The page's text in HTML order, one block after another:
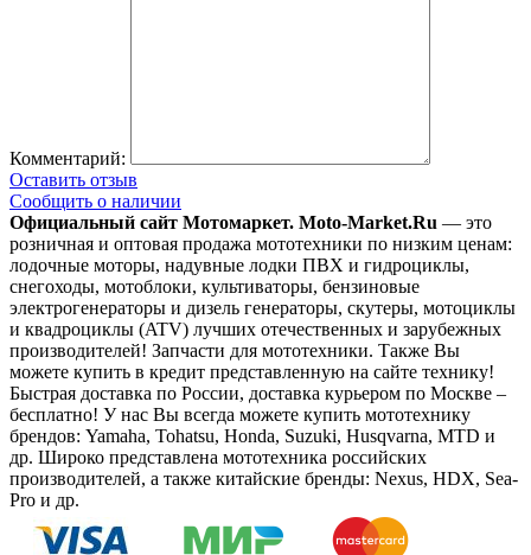
Комментарий:
Оставить отзыв
Сообщить о наличии
Официальный сайт Мотомаркет. Moto-Market.Ru — это
розничная и оптовая продажа мототехники по низким ценам:
лодочные моторы, надувные лодки ПВХ и гидроциклы,
снегоходы, мотоблоки, культиваторы, бензиновые
электрогенераторы и дизель генераторы, скутеры, мотоциклы
и квадроциклы (ATV) лучших отечественных и зарубежных
производителей! Запчасти для мототехники. Также Вы
можете купить в кредит представленную на сайте технику!
Быстрая доставка по России, доставка курьером по Москве –
бесплатно! У нас Вы всегда можете купить мототехнику
брендов: Yamaha, Tohatsu, Honda, Suzuki, Husqvarna, MTD и
др. Широко представлена мототехника российских
производителей, а также китайские бренды: Nexus, HDX, Sea-
Pro и др.